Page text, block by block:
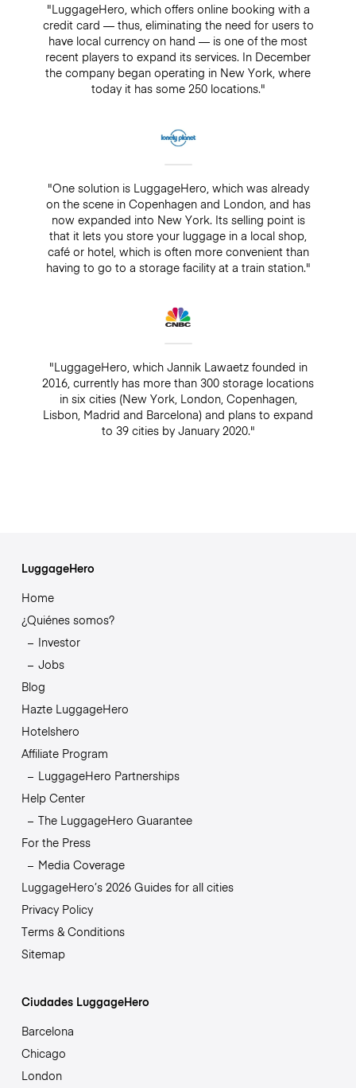
"LuggageHero, which offers online booking with a
credit card — thus, eliminating the need for users to
have local currency on hand — is one of the most
recent players to expand its services. In December
the company began operating in New York, where
today it has some 250 locations."
"One solution is LuggageHero, which was already
on the scene in Copenhagen and London, and has
now expanded into New York. Its selling point is
that it lets you store your luggage in a local shop,
café or hotel, which is often more convenient than
having to go to a storage facility at a train station."
"LuggageHero, which Jannik Lawaetz founded in
2016, currently has more than 300 storage locations
in six cities (New York, London, Copenhagen,
Lisbon, Madrid and Barcelona) and plans to expand
to 39 cities by January 2020."
LuggageHero
Home
¿Quiénes somos?
Investor
Jobs
Blog
Hazte LuggageHero
Hotelshero
Affiliate Program
LuggageHero Partnerships
Help Center
The LuggageHero Guarantee
For the Press
Media Coverage
LuggageHero’s 2026 Guides for all cities
Privacy Policy
Terms & Conditions
Sitemap
Ciudades LuggageHero
Barcelona
Chicago
London